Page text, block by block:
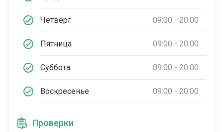
Четверг 09:00 - 20:00
Пятница 09:00 - 20:00
Суббота 09:00 - 20:00
Воскресенье 09:00 - 20:00
Проверки